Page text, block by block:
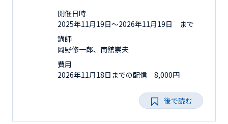
開催日時
2025年11月19日〜2026年11月19日 まで
講師
岡野修一郎、南舘崇夫
費用
2026年11月18日までの配信 8,000円
後で読む